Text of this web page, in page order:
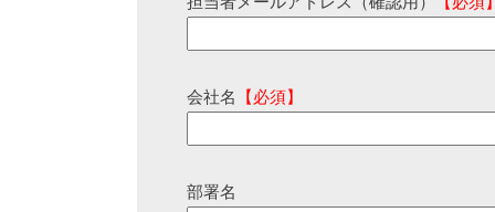
会社名 【必須】
部署名